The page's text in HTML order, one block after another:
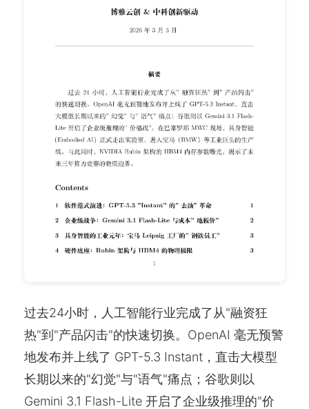
过去24小时，人工智能行业完成了从"融资狂
热"到"产品闪击"的快速切换。OpenAI 毫无预警
地发布并上线了 GPT-5.3 Instant，直击大模型
长期以来的"幻觉"与"语气"痛点；谷歌则以
Gemini 3.1 Flash-Lite 开启了企业级推理的"价